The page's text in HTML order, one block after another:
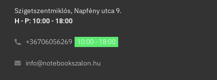
Szigetszentmiklós, Napfény utca 9.
H - P: 10:00 - 18:00
+36706056269 10:00 - 18:00
info@notebookszalon.hu